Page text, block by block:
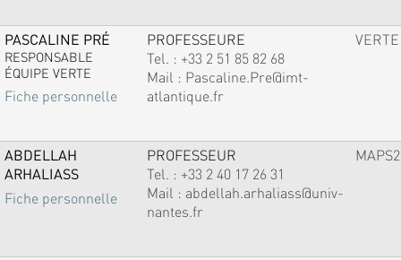
PASCALINE PRÉ
RESPONSABLE
ÉQUIPE VERTE
Fiche personnelle
PROFESSEURE
Tel. : +33 2 51 85 82 68
Mail : Pascaline.Pre@imt-
atlantique.fr
VERTE
ABDELLAH
ARHALIASS
Fiche personnelle
PROFESSEUR
Tel. : +33 2 40 17 26 31
Mail : abdellah.arhaliass@univ-
nantes.fr
MAPS2